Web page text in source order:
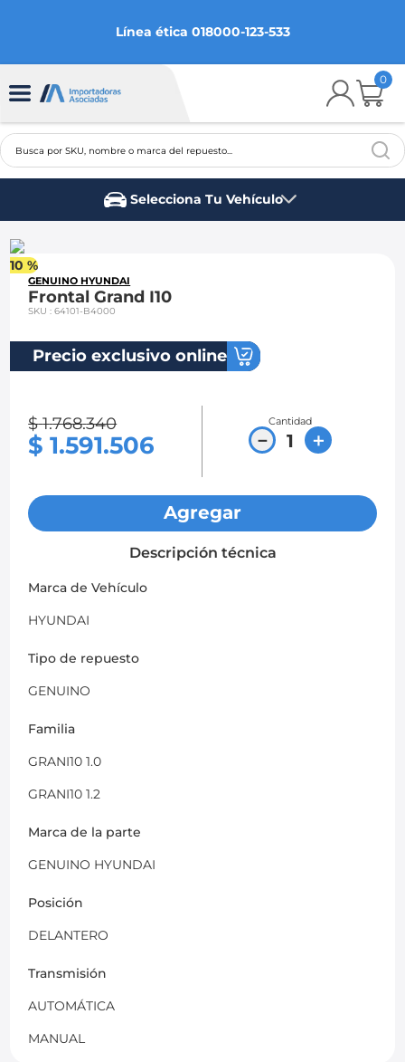
Línea ética 018000-123-533
0
Busca por SKU, nombre o marca del repuesto...
Selecciona Tu Vehículo
10 %
GENUINO HYUNDAI
Frontal Grand I10
SKU:64101-B4000
Precio exclusivo online
$ 1.768.340
$ 1.591.506
Cantidad
＋
－
Agregar
Descripción técnica
Marca de Vehículo
HYUNDAI
Tipo de repuesto
GENUINO
Familia
GRANI10 1.0
GRANI10 1.2
Marca de la parte
GENUINO HYUNDAI
Posición
DELANTERO
Transmisión
AUTOMÁTICA
MANUAL
2
3.
spark gt
ford fiesta
5.
optra
6.
mazda 3
chevrolet spark gt
. mazda 2